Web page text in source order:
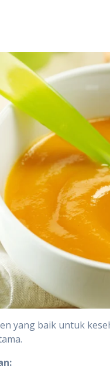
yang baik untuk